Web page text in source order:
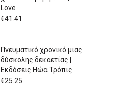
Love
€41.41
Πνευματικό χρονικό μιας
δύσκολης δεκαετίας |
Εκδόσεις Ηώα Τρόπις
€25.25